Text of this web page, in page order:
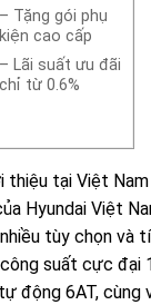
– Tặng gói phụ
kiện cao cấp
– Lãi suất ưu đãi
chỉ từ 0.6%
tại Việt
Hyundai Việt
tùy chọn và
suất cực
động 6AT, cùng